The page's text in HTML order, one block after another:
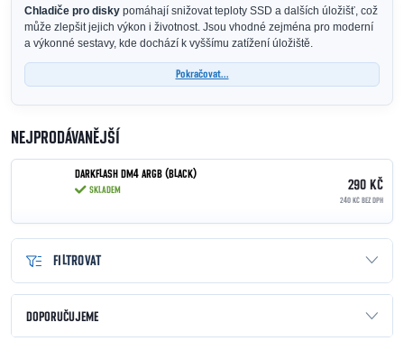
Chladiče pro disky pomáhají snižovat teploty SSD a dalších úložišť, což
může zlepšit jejich výkon i životnost. Jsou vhodné zejména pro moderní
a výkonné sestavy, kde dochází k vyššímu zatížení úložiště.
Pokračovat...
NEJPRODÁVANĚJŠÍ
DARKFLASH DM4 ARGB (BLACK)
SKLADEM 290 KČ
240 KČ BEZ DPH
FILTROVAT
Řazení produktů
DOPORUČUJEME